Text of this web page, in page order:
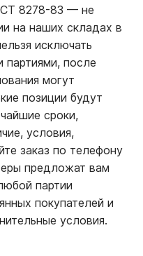
8278-83 — не
на наших складах в
исключать
после
могут
позиции будут
сроки,
условия,
заказ по телефону
предложат вам
партии
покупателей и
условия.